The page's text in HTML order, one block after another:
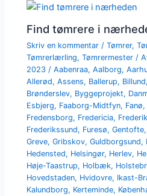
Find tømrere i
Skriv en kommentar /Tømrer,
Tømrerlærling,Tømrermester /
2023 /Aabenraa,Aalborg,
Allerød,Assens, Ballerup, Billund,
Brønderslev, Byggeprojekt,
Esbjerg, Faaborg-Midtfyn, Fanø,
Fredensborg, Fredericia,
Frederikssund, Furesø,Gentofte
Greve,Gribskov,Guldborgsund,
Hedensted, Helsingør, Herlev,
Høje-Taastrup, Holbæk,
Hovedstaden, Hvidovre, Ikast-
Kalundborg, Kerteminde,